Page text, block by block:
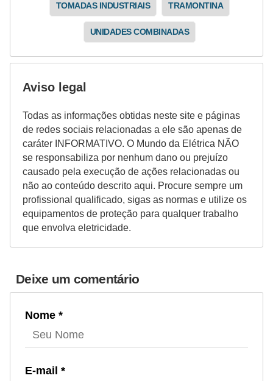
TOMADAS INDUSTRIAIS TRAMONTINA
UNIDADES COMBINADAS
Aviso legal
Todas as informações obtidas neste site e páginas
de redes sociais relacionadas a ele são apenas de
caráter INFORMATIVO. O Mundo da Elétrica NÃO
se responsabiliza por nenhum dano ou prejuízo
causado pela execução de ações relacionadas ou
não ao conteúdo descrito aqui. Procure sempre um
profissional qualificado, sigas as normas e utilize os
equipamentos de proteção para qualquer trabalho
que envolva eletricidade.
Deixe um comentário
Nome *
E-mail *
u
r
n
ç
a
e
m
e
l
e
r
c
a